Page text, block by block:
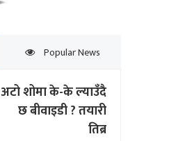
Popular News
अटो शोमा के-के ल्याउँदै
छ बीवाइडी ? तयारी
तिब्र